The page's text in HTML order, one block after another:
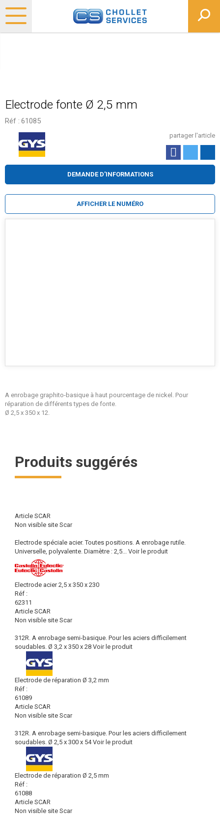
Electrode fonte Ø 2,5 mm
Réf : 61085
partager l'article
A enrobage graphito-basique à haut pourcentage de nickel. Pour
réparation de différents types de fonte.
Ø 2,5 x 350 x 12.
DEMANDE D'INFORMATIONS
AFFICHER LE NUMÉRO
Produits suggérés
Article SCAR
Non visible site Scar
Electrode spéciale acier. Toutes positions. A enrobage rutile.
Universelle, polyvalente. Diamètre : 2,5... Voir le produit
Electrode acier 2,5 x 350 x 230
Réf :
62311
Article SCAR
Non visible site Scar
312R. A enrobage semi-basique. Pour les aciers difficilement
soudables. Ø 3,2 x 350 x 28 Voir le produit
Electrode de réparation Ø 3,2 mm
Réf :
61089
Article SCAR
Non visible site Scar
312R. A enrobage semi-basique. Pour les aciers difficilement
soudables. Ø 2,5 x 300 x 54 Voir le produit
Electrode de réparation Ø 2,5 mm
Réf :
61088
Article SCAR
Non visible site Scar